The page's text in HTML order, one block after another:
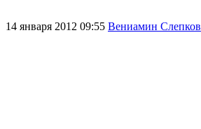
14 января 2012 09:55 Вениамин Слепков